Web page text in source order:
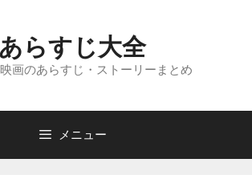
あらすじ大全
画のあらすじ・ストーリーまとめ
メニュー